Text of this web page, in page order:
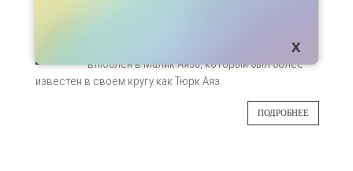
24
влюблен в Малик Аяза, который был более
известен в своем кругу как Тюрк Аяз.
ПОДРОБНЕЕ